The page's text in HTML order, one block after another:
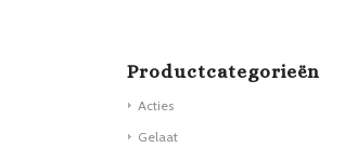
Productcategorieën
Acties
Gelaat